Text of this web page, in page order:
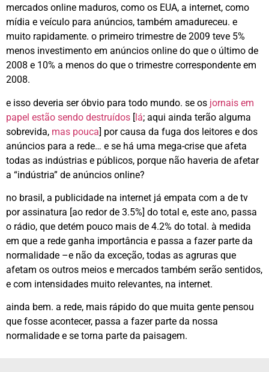
mercados online maduros, como os EUA, a internet, como
mídia e veículo para anúncios, também amadureceu. e
muito rapidamente. o primeiro trimestre de 2009 teve 5%
menos investimento em anúncios online do que o último de
2008 e 10% a menos do que o trimestre correspondente em
2008.
e isso deveria ser óbvio para todo mundo. se os jornais em
papel estão sendo destruídos [lá; aqui ainda terão alguma
sobrevida, mas pouca] por causa da fuga dos leitores e dos
anúncios para a rede… e se há uma mega-crise que afeta
todas as indústrias e públicos, porque não haveria de afetar
a “indústria” de anúncios online?
no brasil, a publicidade na internet já empata com a de tv
por assinatura [ao redor de 3.5%] do total e, este ano, passa
o rádio, que detém pouco mais de 4.2% do total. à medida
em que a rede ganha importância e passa a fazer parte da
normalidade –e não da exceção, todas as agruras que
afetam os outros meios e mercados também serão sentidos,
e com intensidades muito relevantes, na internet.
ainda bem. a rede, mais rápido do que muita gente pensou
que fosse acontecer, passa a fazer parte da nossa
normalidade e se torna parte da paisagem.